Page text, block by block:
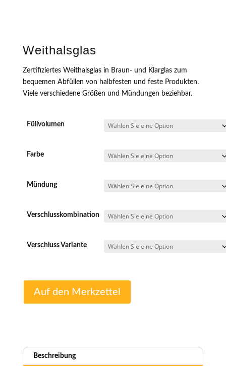
Weithalsglas
Zertifiziertes Weithalsglas in Braun- und Klarglas zum
bequemen Abfüllen von halbfesten und feste Produkten.
Viele verschiedene Größen und Mündungen beziehbar.
Füllvolumen
Farbe
Mündung
Verschlusskombination
Verschluss Variante
Auf den Merkzettel
Beschreibung